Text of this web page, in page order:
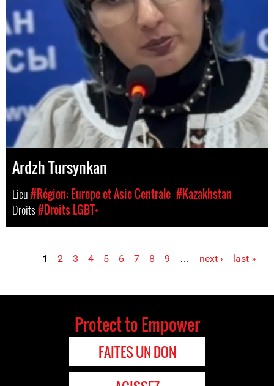
Ardzh Tursynkan
Lieu#Région: Europe et Asie Centrale #Kazakhstan
Droits#Droits LGBT+
1 2 3 4 5 6 7 8 9 … next › last »
Protect to Empower
FAITES UN DON